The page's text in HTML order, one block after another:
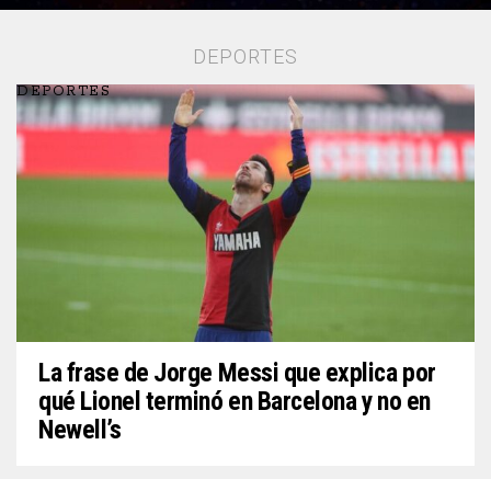
DEPORTES
DEPORTES
La frase de Jorge Messi que explica por
qué Lionel terminó en Barcelona y no en
Newell’s